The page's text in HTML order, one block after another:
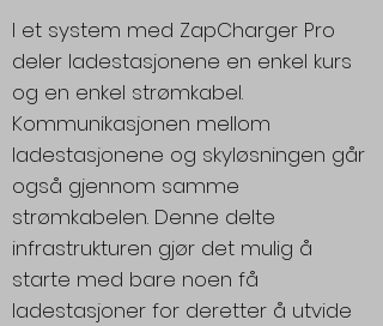
I et system med ZapCharger Pro
deler ladestasjonene en enkel kurs
og en enkel strømkabel.
Kommunikasjonen mellom
ladestasjonene og skyløsningen går
også gjennom samme
strømkabelen. Denne delte
infrastrukturen gjør det mulig å
starte med bare noen få
ladestasjoner for deretter å utvide